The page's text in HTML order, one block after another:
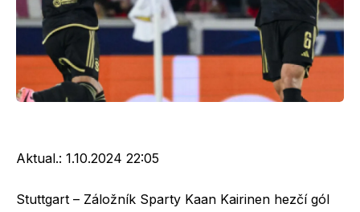
Aktual.: 1.10.2024 22:05
Stuttgart – Záložník Sparty Kaan Kairinen hezčí gól